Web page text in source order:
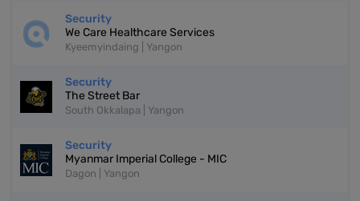
Security
We Care Healthcare Services
Kyeemyindaing | Yangon
Security
The Street Bar
South Okkalapa | Yangon
Security
Myanmar Imperial College - MIC
Dagon | Yangon